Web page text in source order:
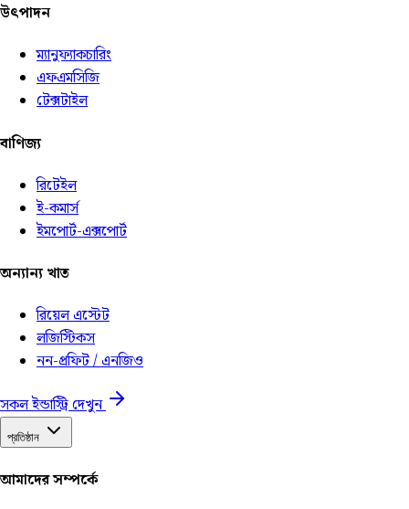
উৎপাদন
ম্যানুফ্যাকচারিং
এফএমসিজি
টেক্সটাইল
বাণিজ্য
রিটেইল
ই-কমার্স
ইমপোর্ট-এক্সপোর্ট
অন্যান্য খাত
রিয়েল এস্টেট
লজিস্টিকস
নন-প্রফিট / এনজিও
সকল ইন্ডাস্ট্রি দেখুন
প্রতিষ্ঠান
আমাদের সম্পর্কে